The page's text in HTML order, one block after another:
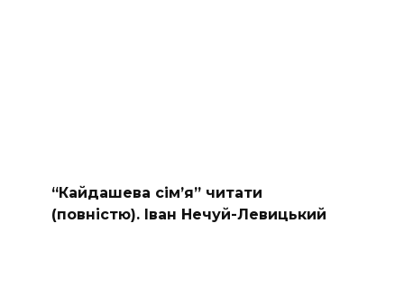
“Кайдашева сiм’я” читати
(повністю). Іван Нечуй-Левицький